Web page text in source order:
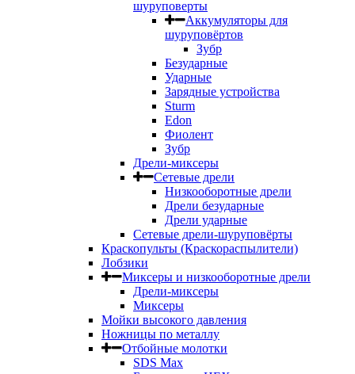
шуруповерты
Аккумуляторы для
шуруповёртов
Зубр
Безударные
Ударные
Зарядные устройства
Sturm
Edon
Фиолент
Зубр
Дрели-миксеры
Сетевые дрели
Низкооборотные дрели
Дрели безударные
Дрели ударные
Сетевые дрели-шуруповёрты
Краскопульты (Краскораспылители)
Лобзики
Миксеры и низкооборотные дрели
Дрели-миксеры
Миксеры
Мойки высокого давления
Ножницы по металлу
Отбойные молотки
SDS Max